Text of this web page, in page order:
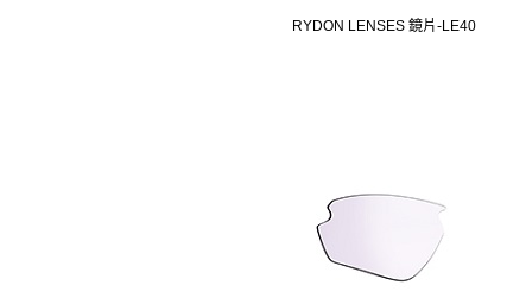
RYDON LENSES 鏡片-LE40